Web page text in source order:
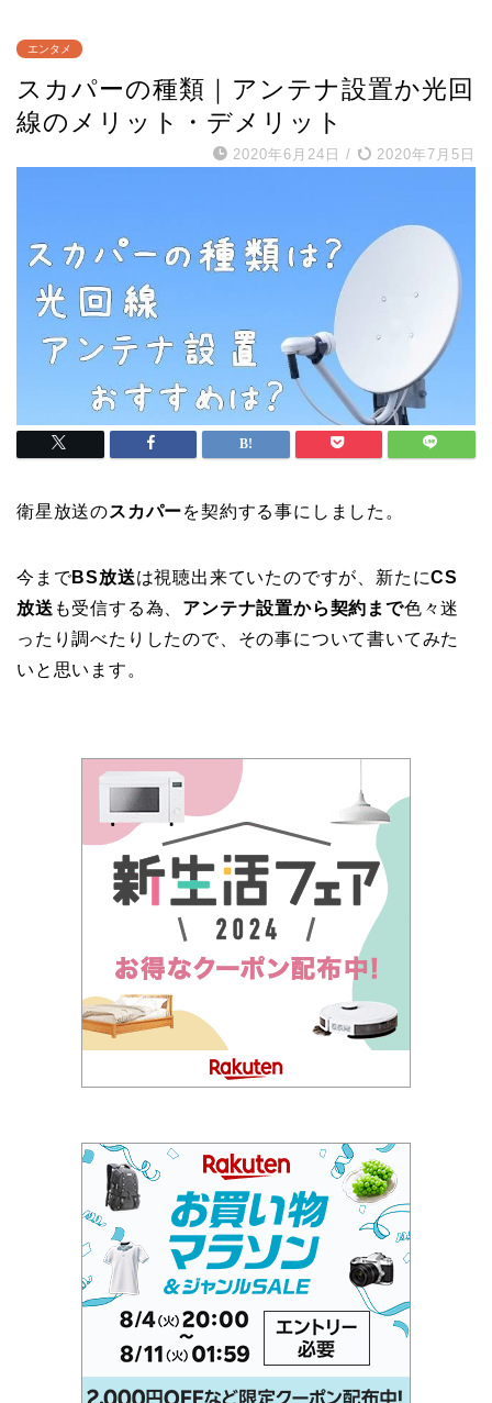
エンタメ
スカパーの種類｜アンテナ設置か光回
線のメリット・デメリット
2020年6月24日 / 2020年7月5日
衛星放送のスカパーを契約する事にしました。
今までBS放送は視聴出来ていたのですが、新たにCS
放送 も受信する為、 アンテナ設置から契約まで色々迷
ったり調べたりしたので、その事について書いてみた
いと思います。